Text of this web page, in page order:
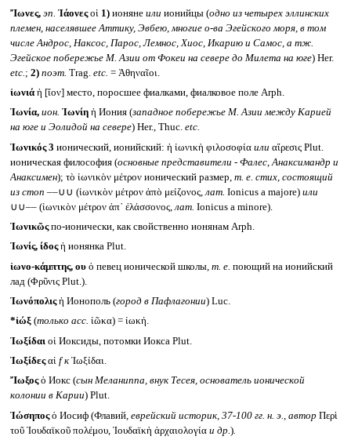
Ἴωνες, эп. Ἰάονεςοἱ 1)ионяне или ионийцы (одно из четырех эллинских
племен, населявшее Аттику, Эвбею, многие о-ва Эгейского моря, в том
числе Андрос, Наксос, Парос, Лемнос, Хиос, Икарию и Самос, а тж.
Эгейское побережье М. Азии от Фокеи на севере до Милета на юге) Her.
etc. ; 2) поэт. Trag. etc. = Ἀθηναῖοι.
ἰωνιά ἡ [ἴον] место, поросшее фиалками, фиалковое поле Arph.
Ἰωνία, ион. Ἰωνίηἡ Иония (западное побережье М. Азии между Карией
на юге и Эолидой на севере) Her., Thuc. etc.
Ἰωνικός 3 ионический, ионийский: ἡ ἰωνικὴ φιλοσοφία или αἵρεσις Plut.
ионическая философия (основные представители - Фалес, Анаксимандр и
Анаксимен); τὸ ἰωνικὸν μέτρον ионический размер, т. е. стих, состоящий
из стоп ‒‒∪∪ (ἰωνικὸν μέτρον ἀπὸ μείζονος, лат. Ionicus a majore) или
∪∪‒‒ (ἰωνικὸν μέτρον ἀπ᾽ ἐλάσσονος, лат. Ionicus a minore).
Ἰωνικῶςпо-ионически, как свойственно ионянам Arph.
Ἰωνίς, ίδοςἡ ионянка Plut.
ἰωνο-κάμπτης, ουὁ певец ионической школы, т. е. поющий на ионийский
лад (Φρῦνις Plut.).
Ἰωνόπολιςἡ Ионополь (город в Пафлагонии) Luc.
*ἰώξ (только acc. ἰῶκα) = ἰωκή.
Ἰωξίδαι οἱ Иоксиды, потомки Иокса Plut.
Ἰωξίδεςαἱ f кἸωξίδαι.
Ἴωξοςὁ Иокс (сын Меланиппа, внук Тесея, основатель ионической
колонии в Карии) Plut.
Ἰώσηποςὁ Иосиф (Флавий, еврейский историк, 37-100 гг. н. э., автор Περὶ
τοῦ Ἰουδαϊκοῦ πολέμου, Ἰουδαϊκὴ ἀρχαιολογία и др. ).